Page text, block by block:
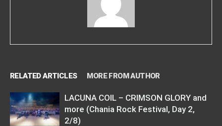
RELATED ARTICLES MORE FROM AUTHOR
LACUNA COIL – CRIMSON GLORY and
more (Chania Rock Festival, Day 2,
2/8)